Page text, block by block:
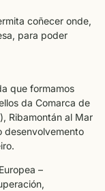
coñecer onde,
para poder
que formamos
da Comarca de
Ribamontán al Mar
desenvolvemento
–